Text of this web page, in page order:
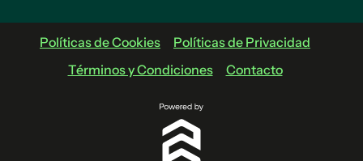
Políticas de Cookies
Políticas de Privacidad
Términos y Condiciones
Contacto